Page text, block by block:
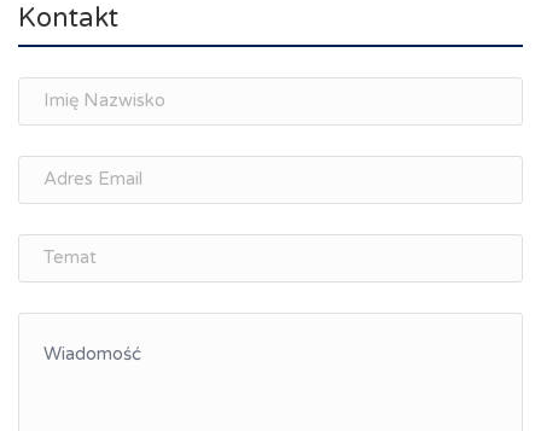
Spotkania branżowe
Memorandum Gospodarcze PL-CZ
Śląskie Porozumienie Gospodarcze
ŚLĄSK.ONLINE
Integracja
Kontakt